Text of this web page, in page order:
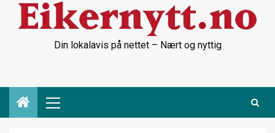
Din lokalavis på nettet – Nært og nyttig